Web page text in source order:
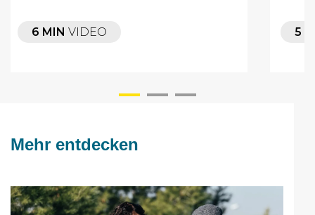
6 MIN VIDEO 5
Mehr entdecken